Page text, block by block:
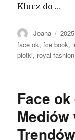
Klucz do …
Autor
Joana
face ok,fce book,
plotki, royal fashion
Face
Mediów